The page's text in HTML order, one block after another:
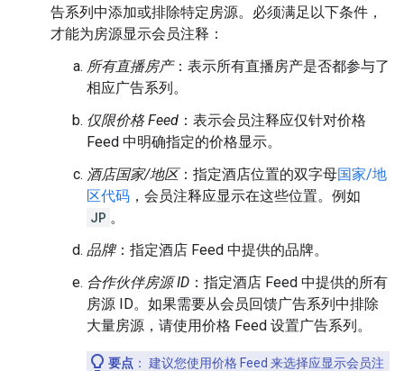
告系列中添加或排除特定房源。必须满足以下条件，
才能为房源显示会员注释：
所有直播房产：表示所有直播房产是否都参与了
相应广告系列。
仅限价格 Feed ：表示会员注释应仅针对价格
Feed 中明确指定的价格显示。
酒店国家/地区：指定酒店位置的双字母国家/地
区代码 ，会员注释应显示在这些位置。例如
JP 。
品牌：指定酒店 Feed 中提供的品牌。
合作伙伴房源 ID ：指定酒店 Feed 中提供的所有
房源 ID。如果需要从会员回馈广告系列中排除
大量房源，请使用价格 Feed 设置广告系列。
要点 ： 建议您使用价格 Feed 来选择应显示会员注